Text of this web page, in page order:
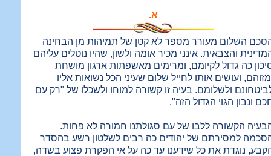
א.
השלום מעורר מספר לא קטן של תמיהות מן הבחינה
והצבאית. אינני מכיר אומה ולשון, שהיו נוטלים עליהם
כה גדול לקיומם, ומרימים מאשפתות ארגון מושחת
ועושים אותו לחייל שלום שעיני הכל נשואות אליו
ולשלומם. בעיה זו קשורה למוחו ולשכלו של "רק עם
ונבון הגוי הגדול הזה".
הקשורה ללבו של עם סגולתנו חמורה לא פחות.
למסירתם של יהודים כה רבים לשלטון רשע בהסדר
נוגדת את כל שידענו עד כה על אי הפקרת פצוע בשדה,